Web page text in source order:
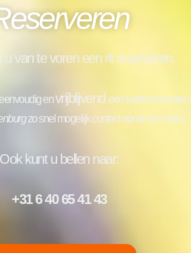
u van te voren een rit reserveren.
envrijblijvend een taxirit reserveren.
zo snel mogelijk contact opnemen met u.
Ook kunt u bellen naar:
+31 6 40 65 41 43